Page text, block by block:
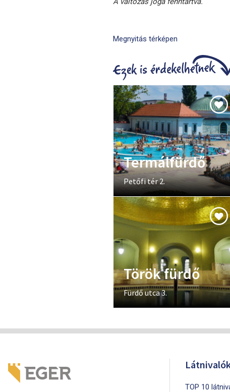
Megnyitás térképen
Termálfürdő
Petőfi tér 2.
Török fürdő
Fürdő utca 3.
TOP 10